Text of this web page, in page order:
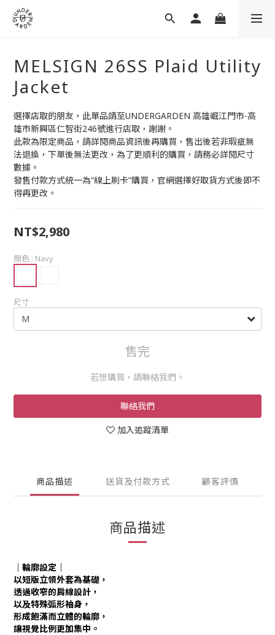
MELSIGN 26SS Plaid Utility
Jacket
選擇店取的朋友，此單品請至UNDERGARDEN 高雄崛江門市-高
雄市新興區仁智街246號進行店取，謝謝。
此款為限定商品，請詳閱商品資訊後再購買，售出後若非瑕疵無
法退換，下單後無法更改，為了更順利的購買，請務必詳閱尺寸
數據。
發售付款方式統一為“線上刷卡”購買，官網選擇好取貨方式後即不
得再更改。
NT$2,980
顏色 : Navy
尺寸
售完
若想購買，請聯絡我們。
聯絡我們
加入追蹤清單
商品描述 送貨及付款方式 顧客評價
商品描述
｜輪廓設定｜
以短版立領外套為基礎，
透過收窄的肩線設計，
以及特殊弧形袖身，
形成飽滿而立體的輪廓，
讓視覺比例更加集中。